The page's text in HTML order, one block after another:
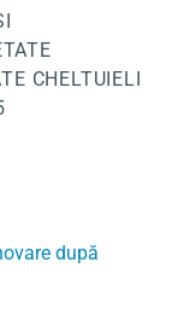
CHELTUIELI
după